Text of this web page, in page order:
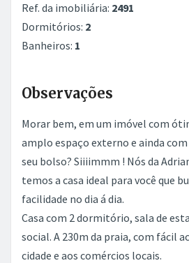
Ref. da imobiliária: 2491
Dormitórios: 2
Banheiros: 1
Observações
Morar bem, em um imóvel com
amplo espaço externo e ainda
seu bolso? Siiiimmm ! Nós da
temos a casa ideal para você que
facilidade no dia á dia.
Casa com 2 dormitório, sala de
social. A 230m da praia, com fácil
cidade e aos comércios locais.